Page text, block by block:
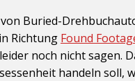
Buried-
Richtung Found
noch nicht sagen.
handeln soll,